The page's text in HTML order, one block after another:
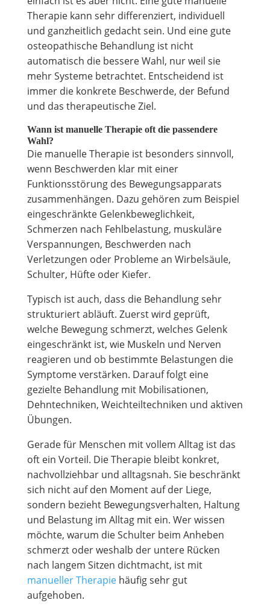
Therapie kann sehr differenziert, individuell
und ganzheitlich gedacht sein. Und eine gute
osteopathische Behandlung ist nicht
automatisch die bessere Wahl, nur weil sie
mehr Systeme betrachtet. Entscheidend ist
immer die konkrete Beschwerde, der Befund
und das therapeutische Ziel.
Wann ist manuelle Therapie oft die passendere
Wahl?
Die manuelle Therapie ist besonders sinnvoll,
wenn Beschwerden klar mit einer
Funktionsstörung des Bewegungsapparats
zusammenhängen. Dazu gehören zum Beispiel
eingeschränkte Gelenkbeweglichkeit,
Schmerzen nach Fehlbelastung, muskuläre
Verspannungen, Beschwerden nach
Verletzungen oder Probleme an Wirbelsäule,
Schulter, Hüfte oder Kiefer.
Typisch ist auch, dass die Behandlung sehr
strukturiert abläuft. Zuerst wird geprüft,
welche Bewegung schmerzt, welches Gelenk
eingeschränkt ist, wie Muskeln und Nerven
reagieren und ob bestimmte Belastungen die
Symptome verstärken. Darauf folgt eine
gezielte Behandlung mit Mobilisationen,
Dehntechniken, Weichteiltechniken und aktiven
Übungen.
Gerade für Menschen mit vollem Alltag ist das
oft ein Vorteil. Die Therapie bleibt konkret,
nachvollziehbar und alltagsnah. Sie beschränkt
sich nicht auf den Moment auf der Liege,
sondern bezieht Bewegungsverhalten, Haltung
und Belastung im Alltag mit ein. Wer wissen
möchte, warum die Schulter beim Anheben
schmerzt oder weshalb der untere Rücken
nach langem Sitzen dichtmacht, ist mit
manueller Therapiehäufig sehr gut
aufgehoben.